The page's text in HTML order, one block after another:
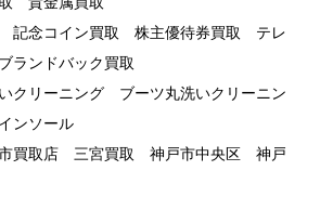
念コイン買取 株主優待券買取 テレ
ンドバック買取
クリーニング ブーツ丸洗いクリーニン
ンソール
買取店 三宮買取 神戸市中央区 神戸